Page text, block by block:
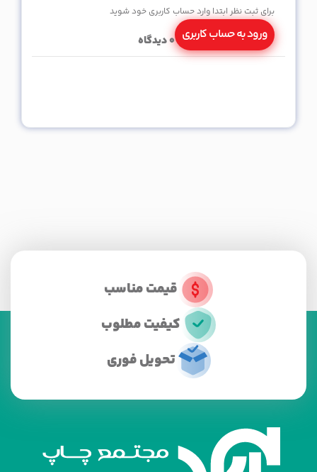
برای ثبت نظر ابتدا وارد حساب کاربری خود شوید
ورود به حساب کاربری 0دیدگاه
قیمت مناسب
کیفیت مطلوب
تحویل فوری